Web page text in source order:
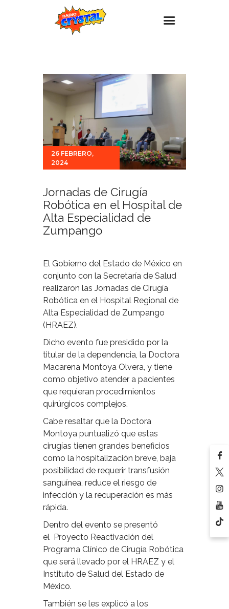
Estaciones
Eventos
Promociones
Noticias
Para ti
Contacto
26 FEBRERO,
2024
Jornadas de Cirugía
Robótica en el Hospital de
Alta Especialidad de
Zumpango
El Gobierno del Estado de México en
conjunto con la Secretaría de Salud
realizaron las Jornadas de Cirugía
Robótica en el Hospital Regional de
Alta Especialidad de Zumpango
(HRAEZ).
Dicho evento fue presidido por la
titular de la dependencia, la Doctora
Macarena Montoya Olvera, y tiene
como objetivo atender a pacientes
que requieran procedimientos
quirúrgicos complejos.
Cabe resaltar que la Doctora
Montoya puntualizó que estas
cirugías tienen grandes beneficios
como la hospitalización breve, baja
posibilidad de requerir transfusión
sanguínea, reduce el riesgo de
infección y la recuperación es más
rápida.
Dentro del evento se presentó
el Proyecto Reactivación del
Programa Clínico de Cirugía Robótica
que será llevado por el HRAEZ y el
Instituto de Salud del Estado de
México.
También se les explicó a los